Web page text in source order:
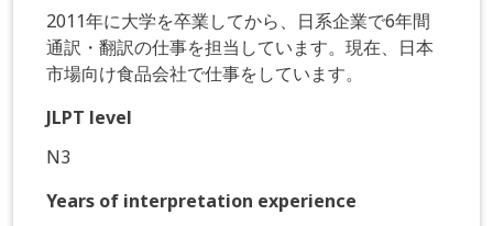
2011年に大学を卒業してから、日系企業で6年間
通訳・翻訳の仕事を担当しています。現在、日本
市場向け食品会社で仕事をしています。
JLPT level
N3
Years of interpretation experience